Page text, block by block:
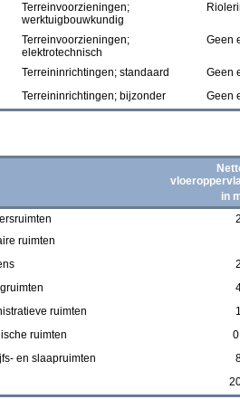
Terreinvoorzieningen;
werktuigbouwkundig
Terreinvoorzieningen;
elektrotechnisch
Geen
Terreininrichtingen; standaard
Geen
Terreininrichtingen; bijzonder Geen
in
ruimten
ruimten
ruimten
en slaapruimten